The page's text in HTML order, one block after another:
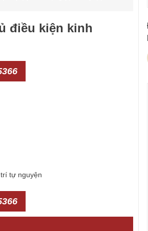
điều kiện kinh
tự nguyện